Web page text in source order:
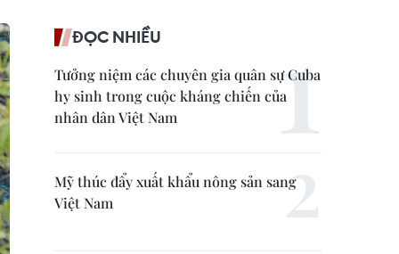
ĐỌC NHIỀU
Tưởng niệm các chuyên gia quân sự Cuba
hy sinh trong cuộc kháng chiến của
nhân dân Việt Nam
Mỹ thúc đẩy xuất khẩu nông sản sang
Việt Nam